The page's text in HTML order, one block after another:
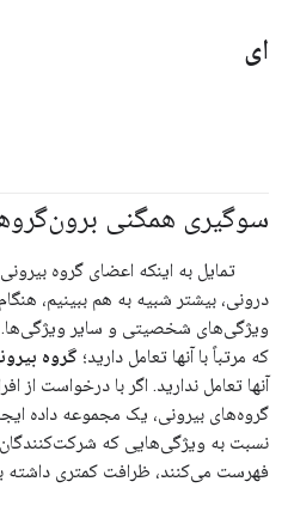
ای
سوگیری همگنی
تمایل به اینکه اعضای گروه
درونی، بیشتر شبیه به هم ببینیم،
ویژگی‌های شخصیتی و سایر ویژگی‌ها.
که مرتباً با آنها تعامل دارید؛ گروه
آنها تعامل ندارید. اگر با درخواست از
گروه‌های بیرونی، یک مجموعه داده
نسبت به ویژگی‌هایی که شرکت‌کنندگان
فهرست می‌کنند، ظرافت کمتری داشته